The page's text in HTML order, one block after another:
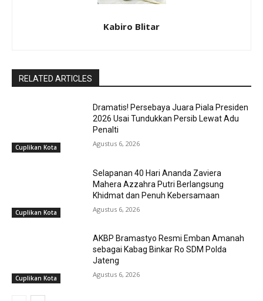
Kabiro Blitar
RELATED ARTICLES
Cuplikan Kota
Dramatis! Persebaya Juara Piala Presiden
2026 Usai Tundukkan Persib Lewat Adu
Penalti
Agustus 6, 2026
Cuplikan Kota
Selapanan 40 Hari Ananda Zaviera
Mahera Azzahra Putri Berlangsung
Khidmat dan Penuh Kebersamaan
Agustus 6, 2026
Cuplikan Kota
AKBP Bramastyo Resmi Emban Amanah
sebagai Kabag Binkar Ro SDM Polda
Jateng
Agustus 6, 2026